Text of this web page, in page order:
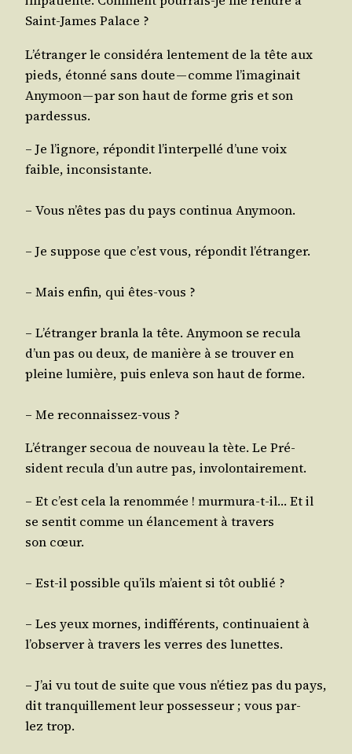
Saint-James Palace ?
L’é­tran­ger le consi­dé­ra len­te­ment de la tête aux
pieds, éton­né sans doute — comme l’i­ma­gi­nait
Any­moon — par son haut de forme gris et son
pardessus.
– Je l’i­gnore, répon­dit l’in­ter­pel­lé d’une voix
faible, inconsistante.
– Vous n’êtes pas du pays conti­nua Anymoon.
– Je sup­pose que c’est vous, répon­dit l’étranger.
– Mais enfin, qui êtes-vous ?
– L’é­tran­ger bran­la la tête. Any­moon se recu­la
d’un pas ou deux, de manière à se trou­ver en
pleine lumière, puis enle­va son haut de forme.
– Me reconnaissez-vous ?
L’é­tran­ger secoua de nou­veau la tète. Le Pré­
sident recu­la d’un autre pas, involontairement.
– Et c’est cela la renom­mée ! mur­mu­ra-t-il… Et il
se sen­tit comme un élan­ce­ment à tra­vers
son cœur.
– Est-il pos­sible qu’ils m’aient si tôt oublié ?
– Les yeux mornes, indif­fé­rents, conti­nuaient à
l’ob­ser­ver à tra­vers les verres des lunettes.
– J’ai vu tout de suite que vous n’é­tiez pas du pays,
dit tran­quille­ment leur pos­ses­seur ; vous par­
lez trop.